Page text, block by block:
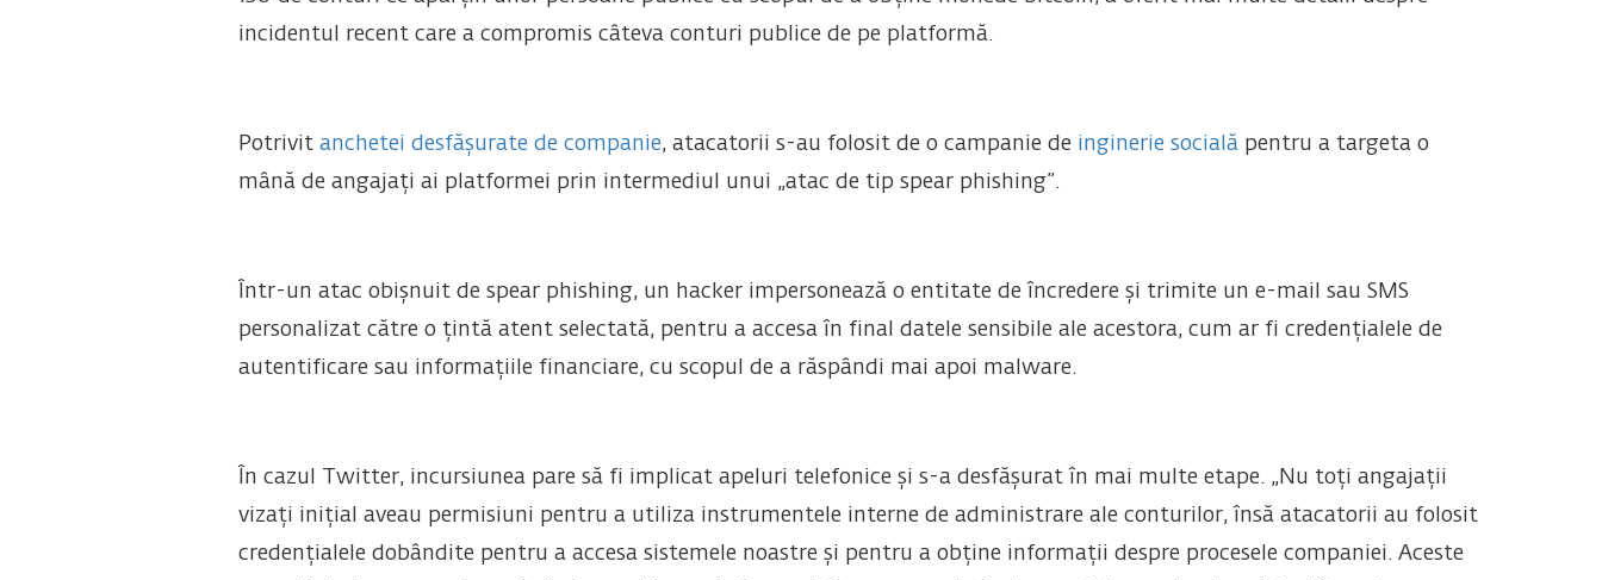
incidentul recent care a compromis câteva conturi publice de pe platformă.
Potrivit anchetei desfășurate de companie, atacatorii s-au folosit de o campanie de inginerie socialăpentru a targeta o
mână de angajați ai platformei prin intermediul unui „atac de tip spear phishing”.
Într-un atac obișnuit de spear phishing, un hacker impersonează o entitate de încredere și trimite un e-mail sau SMS
personalizat către o țintă atent selectată, pentru a accesa în final datele sensibile ale acestora, cum ar fi credențialele de
autentificare sau informațiile financiare, cu scopul de a răspândi mai apoi malware.
În cazul Twitter, incursiunea pare să fi implicat apeluri telefonice și s-a desfășurat în mai multe etape. „Nu toți angajații
vizați inițial aveau permisiuni pentru a utiliza instrumentele interne de administrare ale conturilor, însă atacatorii au folosit
credențialele dobândite pentru a accesa sistemele noastre și pentru a obține informații despre procesele companiei. Aceste